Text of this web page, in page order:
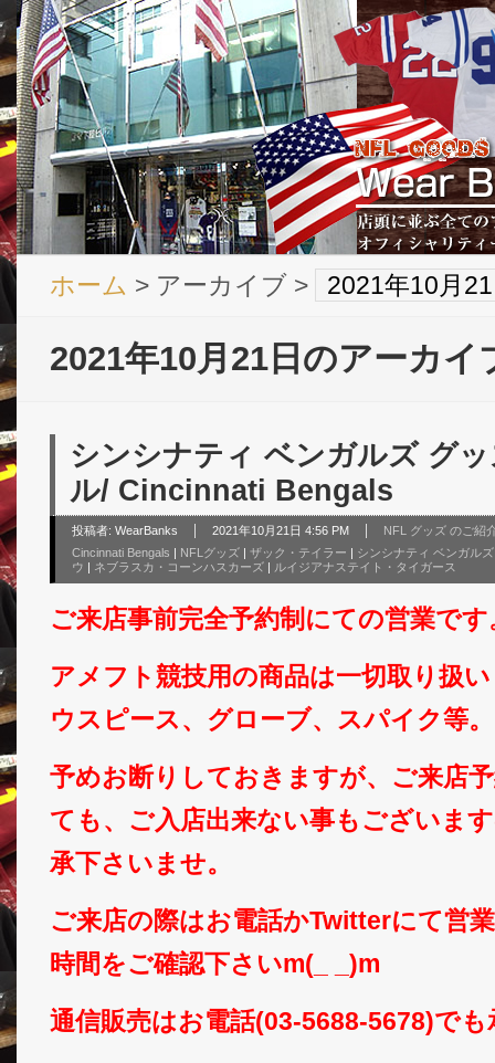
ホーム > アーカイブ > 2021年10月
2021年10月21日のアーカイ
シンシナティ ベンガルズ グ
ル/ Cincinnati Bengals
投稿者: WearBanks 2021年10月21日 4:56 PM
NFL グッズ のご紹
Cincinnati Bengals | NFLグッズ | ザック・テイラー | シンシナティ ベンガル
ウ | ネブラスカ・コーンハスカーズ | ルイジアナステイト・タイガース
ご来店事前完全予約制にての営業です
アメフト競技用の商品は一切取り扱
ウスピース、グローブ、スパイク等。
予めお断りしておきますが、ご来店
ても、ご入店出来ない事もございま
承下さいませ。
ご来店の際はお電話かTwitterにて営
時間をご確認下さいm(_ _)m
通信販売はお電話(03-5688-5678)で